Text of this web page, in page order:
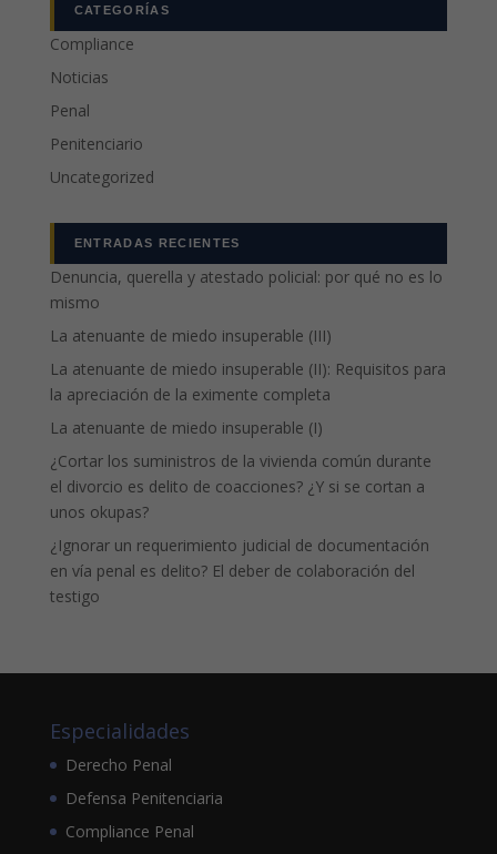
CATEGORÍAS
Compliance
Noticias
Penal
Penitenciario
Uncategorized
ENTRADAS RECIENTES
Denuncia, querella y atestado policial: por qué no es lo
mismo
La atenuante de miedo insuperable (III)
La atenuante de miedo insuperable (II): Requisitos para
la apreciación de la eximente completa
La atenuante de miedo insuperable (I)
¿Cortar los suministros de la vivienda común durante
el divorcio es delito de coacciones? ¿Y si se cortan a
unos okupas?
¿Ignorar un requerimiento judicial de documentación
en vía penal es delito? El deber de colaboración del
testigo
Especialidades
Derecho Penal
Defensa Penitenciaria
Compliance Penal